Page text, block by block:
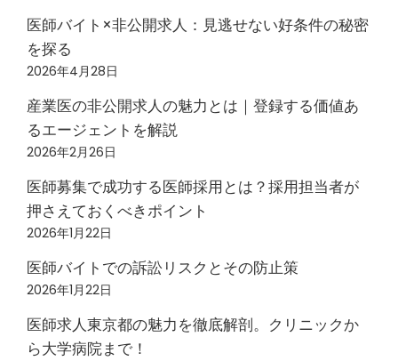
医師バイト×非公開求人：見逃せない好条件の秘密
を探る
2026年4月28日
産業医の非公開求人の魅力とは｜登録する価値あ
るエージェントを解説
2026年2月26日
医師募集で成功する医師採用とは？採用担当者が
押さえておくべきポイント
2026年1月22日
医師バイトでの訴訟リスクとその防止策
2026年1月22日
医師求人東京都の魅力を徹底解剖。クリニックか
ら大学病院まで！